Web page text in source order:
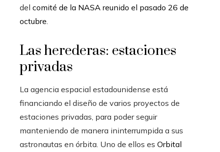
del comité de la NASA reunido el pasado 26 de
octubre
Las herederas: estaciones
privadas
La agencia espacial estadounidense está
financiando el diseño de varios proyectos de
estaciones privadas, para poder seguir
manteniendo de manera ininterrumpida a sus
astronautas en órbita. Uno de ellos es Orbital